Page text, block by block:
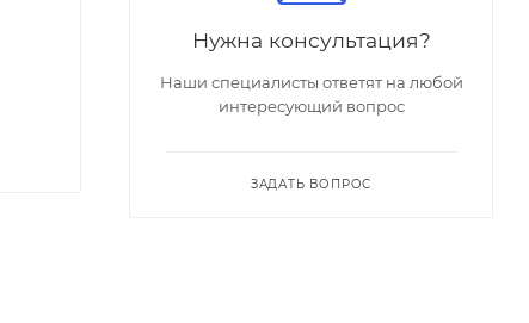
Нужна консультация?
Наши специалисты ответят на любой
интересующий вопрос
ЗАДАТЬ ВОПРОС